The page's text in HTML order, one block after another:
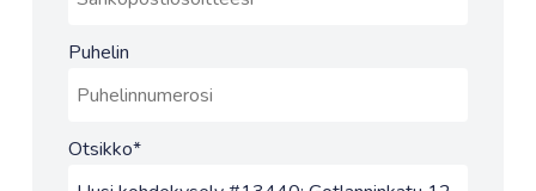
Puhelin
Otsikko*